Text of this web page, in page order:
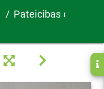
Pateicibas diena122